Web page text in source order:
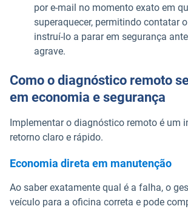
por e-mail no momento exato em
superaquecer, permitindo contatar
instruí-lo a parar em segurança
agrave.
Como o diagnóstico remoto
em economia e segurança
Implementar o diagnóstico remoto é um
retorno claro e rápido.
Economia direta em manutenção
Ao saber exatamente qual é a falha, o
veículo para a oficina correta e pode